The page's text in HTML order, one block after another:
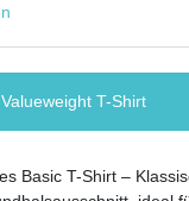
T-Shirt
Basic T-Shirt –